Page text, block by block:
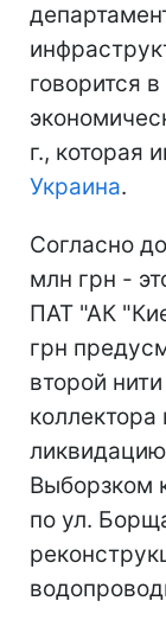
говорится
г., которая
Украина.
Согласно
млн грн -
ПАТ "АК
грн
второй
коллектора
Выборзком
по ул.